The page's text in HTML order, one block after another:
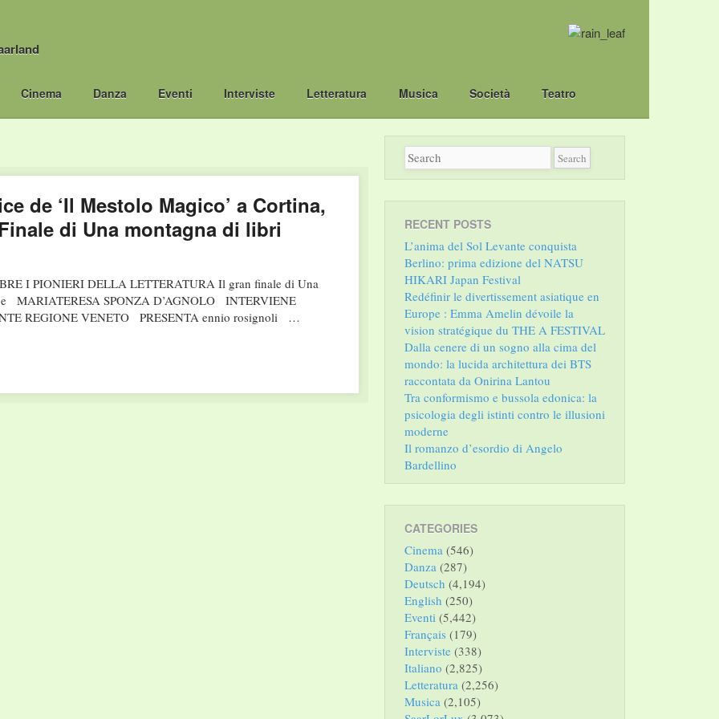
Cinema Danza Eventi Interviste Letteratura Musica Società Teatro
de ‘Il Mestolo Magico’ a Cortina,
di Una montagna di libri
I PIONIERI DELLA LETTERATURA Il gran finale di Una
MARIATERESA SPONZA D’AGNOLO INTERVIENE
REGIONE VENETO PRESENTA ennio rosignoli …
RECENT POSTS
L’anima del Sol Levante conquista
Berlino: prima edizione del NATSU
HIKARI Japan Festival
Redéfinir le divertissement asiatique en
Europe : Emma Amelin dévoile la
vision stratégique du THE A FESTIVAL
Dalla cenere di un sogno alla cima del
mondo: la lucida architettura dei BTS
raccontata da Onirina Lantou
Tra conformismo e bussola edonica: la
psicologia degli istinti contro le illusioni
moderne
Il romanzo d’esordio di Angelo
Bardellino
CATEGORIES
Cinema (546)
Danza (287)
Deutsch (4,194)
English (250)
Eventi (5,442)
Français (179)
Interviste (338)
Italiano (2,825)
Letteratura (2,256)
Musica (2,105)